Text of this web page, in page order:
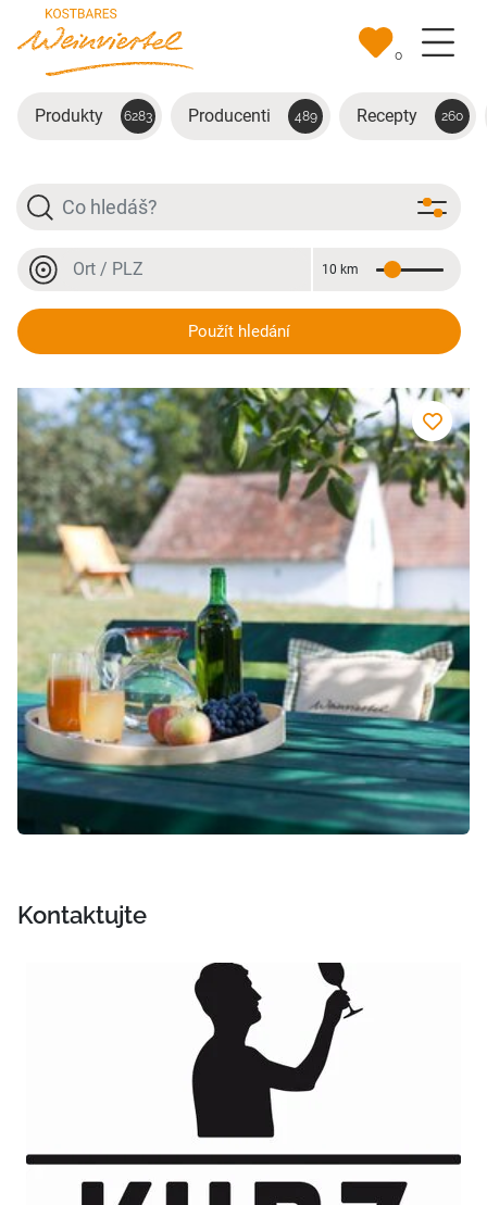
Přejít na hlavní obsah
0
Produkty 6283 Producenti 489 Recepty 260
Hledat
Místo nebo PSČ
Vzdálenost
10 km
Použít hledání
Welschriesling
Kontaktujte